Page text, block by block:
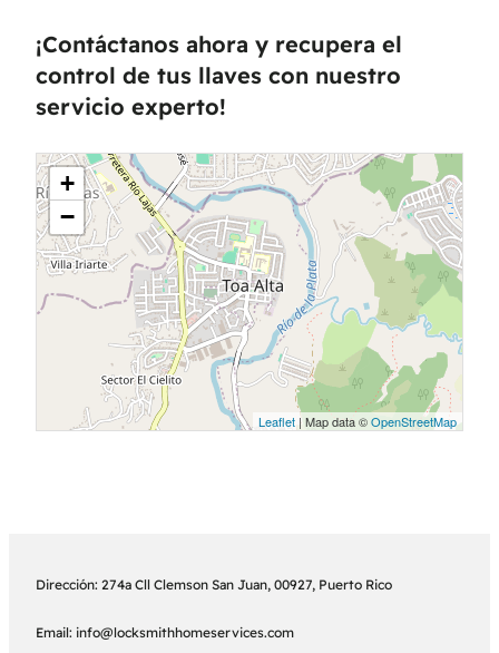
¡Contáctanos ahora y recupera el
control de tus llaves con nuestro
servicio experto!
+
−
Leaflet | Map data ©OpenStreetMap
Dirección: 274a Cll Clemson San Juan, 00927, Puerto Rico
Email: info@locksmithhomeservices.com